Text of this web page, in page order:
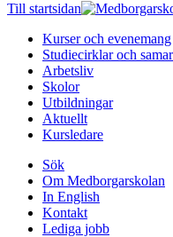
Till startsidan
Kurser och evenemang
Studiecirklar och
Arbetsliv
Skolor
Utbildningar
Aktuellt
Kursledare
Sök
Om Medborgarskolan
In English
Kontakt
Lediga jobb